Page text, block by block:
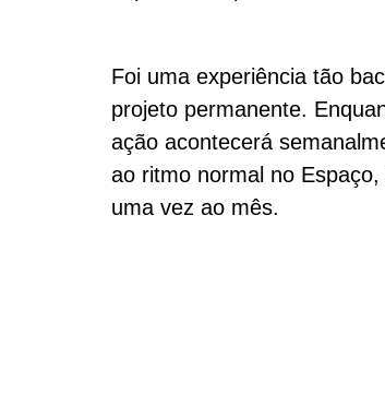
Foi uma experiência tão
projeto permanente.
ação acontecerá
ao ritmo normal no
uma vez ao mês.